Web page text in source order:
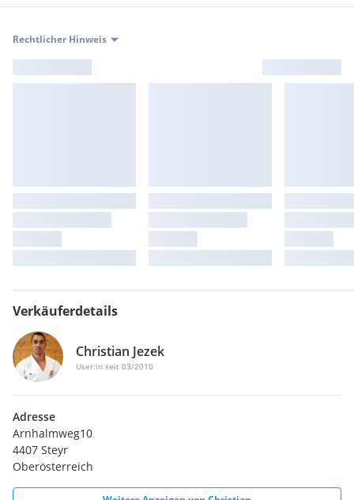
Rechtlicher Hinweis
Verkäuferdetails
Christian Jezek
User:in seit 03/2010
Adresse
Arnhalmweg10
4407 Steyr
Oberösterreich